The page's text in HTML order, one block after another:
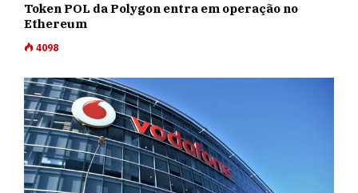
Token POL da Polygon entra em operação no
Ethereum
4098